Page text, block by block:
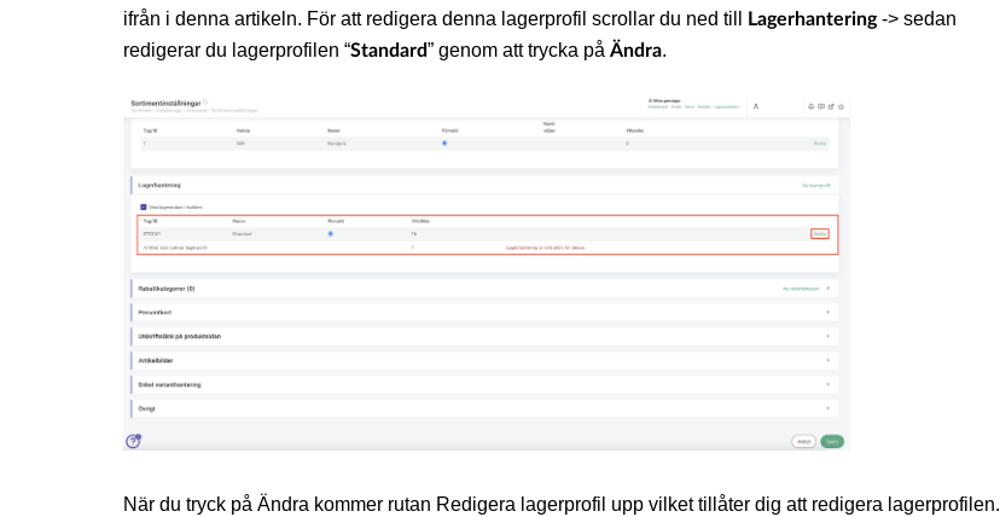
ifrån i denna artikeln. För att redigera denna lagerprofil scrollar du ned till
Lagerhantering-> sedan
redigerar du lagerprofilen “Standard” genom att trycka på Ändra.
När du tryck på Ändra kommer rutan Redigera lagerprofil upp vilket tillåter dig att redigera lagerprofilen.